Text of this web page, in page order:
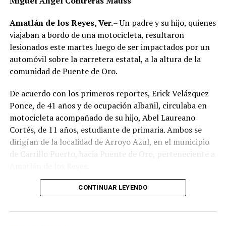
Amatlán de los Reyes, Ver.– Un padre y su hijo, quienes
viajaban a bordo de una motocicleta, resultaron
lesionados este martes luego de ser impactados por un
automóvil sobre la carretera estatal, a la altura de la
comunidad de Puente de Oro.
De acuerdo con los primeros reportes, Erick Velázquez
Ponce, de 41 años y de ocupación albañil, circulaba en
motocicleta acompañado de su hijo, Abel Laureano
Cortés, de 11 años, estudiante de primaria. Ambos se
dirigían de la localidad de Arroyo Azul, en el municipio
de Carrillo Puerto, hacia Puente de Oro, perteneciente a
El accidente ocurrió cuando, presuntamente, un
impactó por alcance, provocando que ambos cayeran
CONTINUAR LEYENDO